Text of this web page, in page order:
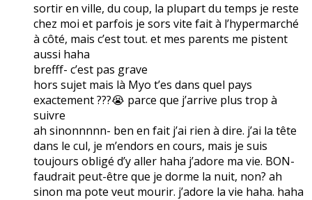
sortir en ville, du coup, la plupart du temps je reste
chez moi et parfois je sors vite fait à l’hypermarché
à côté, mais c’est tout. et mes parents me pistent
aussi haha
brefff- c’est pas grave
hors sujet mais là Myo t’es dans quel pays
exactement ???😭 parce que j’arrive plus trop à
suivre
ah sinonnnnn- ben en fait j’ai rien à dire. j’ai la tête
dans le cul, je m’endors en cours, mais je suis
toujours obligé d’y aller haha j’adore ma vie. BON-
faudrait peut-être que je dorme la nuit, non? ah
sinon ma pote veut mourir. j’adore la vie haha. haha